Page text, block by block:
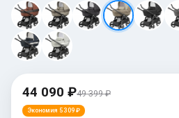
44 090 ₽49 399 ₽
Экономия 5 309 ₽